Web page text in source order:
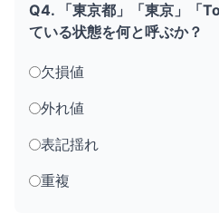
Q4. 「東京都」「東京」「
ている状態を何と呼ぶか？
欠損値
外れ値
表記揺れ
重複